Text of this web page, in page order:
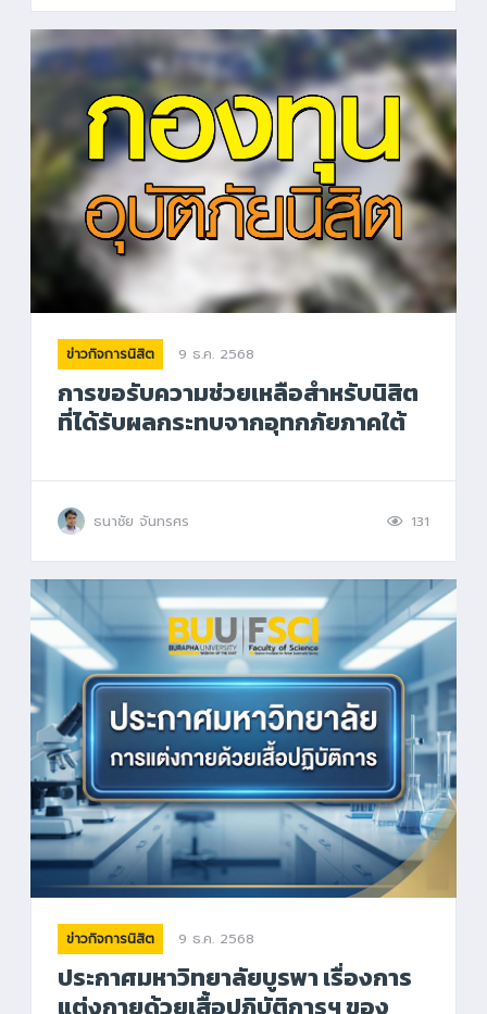
ข่าวกิจการนิสิต 9 ธ.ค. 2568
การขอรับความช่วยเหลือสำหรับนิสิต
ที่ได้รับผลกระทบจากอุทกภัยภาคใต้
ธนาชัย จันทรศร 131
ข่าวกิจการนิสิต 9 ธ.ค. 2568
ประกาศมหาวิทยาลัยบูรพา เรื่องการ
แต่งกายด้วยเสื้อปฏิบัติการฯ ของ